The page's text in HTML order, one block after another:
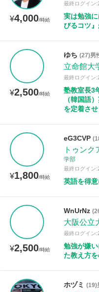
¥4,000/時給
最終ログイン
実は勉強
びるコツ』
¥2,500/時給
ゆち (27)男
立命館大
最終ログイン
塾教室長3
（韓国語
を定着させ
¥1,800/時給
eG3CVP
トゥン
学部
最終ログイン
英語を得意
¥2,500/時給
WnUrNz
大阪公立
最終ログイン
勉強が嫌
た教え方を
ホヅミ (19)
所属大学
距離：15km以内